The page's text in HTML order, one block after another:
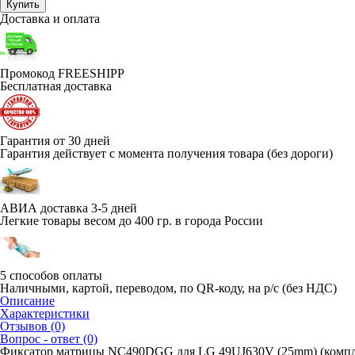
Купить
Доставка и оплата
Промокод FREESHIPP
Бесплатная доставка
Гарантия от 30 дней
Гарантия действует с момента получения товара (без дороги)
АВИА доставка 3-5 дней
Легкие товары весом до 400 гр. в города России
5 способов оплаты
Наличными, картой, переводом, по QR-коду, на р/с (без НДС)
Описание
Характеристики
Отзывов (0)
Вопрос - ответ (0)
Фиксатор матрицы NC490DGG для LG 49UJ630V (25mm)